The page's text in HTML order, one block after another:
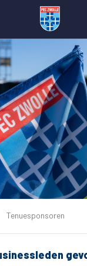
Tenuesponsoren